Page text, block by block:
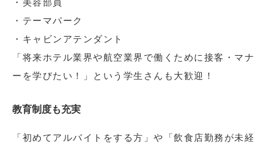
・美容部員
・テーマパーク
・キャビンアテンダント
「将来ホテル業界や航空業界で働くために接客・マナ
ーを学びたい！」という学生さんも大歓迎！
教育制度も充実
「初めてアルバイトをする方」や「飲食店勤務が未経